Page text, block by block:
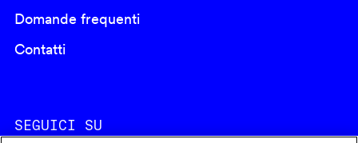
Domande frequenti
Contatti
SEGUICI SU